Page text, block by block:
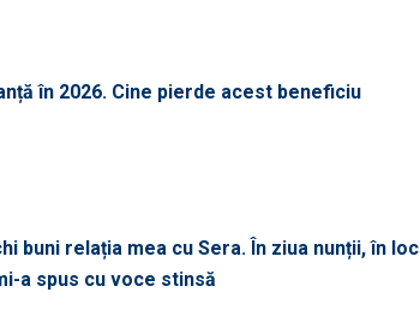
în 2026. Cine pierde acest beneficiu
buni relația mea cu Sera. În ziua nunții, în loc
a spus cu voce stinsă